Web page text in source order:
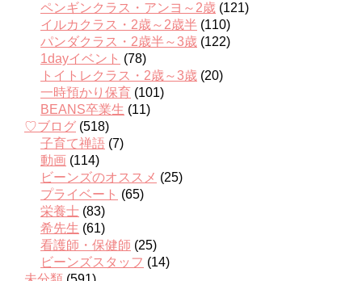
ペンギンクラス・アンヨ～2歳 (121)
イルカクラス・2歳～2歳半 (110)
パンダクラス・2歳半～3歳 (122)
1dayイベント (78)
トイトレクラス・2歳～3歳 (20)
一時預かり保育 (101)
BEANS卒業生 (11)
♡ブログ (518)
子育て禅語 (7)
動画 (114)
ビーンズのオススメ (25)
プライベート (65)
栄養士 (83)
希先生 (61)
看護師・保健師 (25)
ビーンズスタッフ (14)